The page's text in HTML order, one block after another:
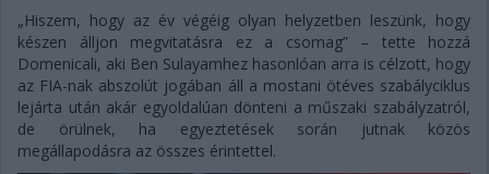
„Hiszem, hogy az év végéig olyan helyzetben leszünk, hogy
készen álljon megvitatásra ez a csomag” – tette hozzá
Domenicali, aki Ben Sulayamhez hasonlóan arra is célzott, hogy
az FIA-nak abszolút jogában áll a mostani ötéves szabályciklus
lejárta után akár egyoldalúan dönteni a műszaki szabályzatról,
de örülnek, ha egyeztetések során jutnak közös
megállapodásra az összes érintettel.